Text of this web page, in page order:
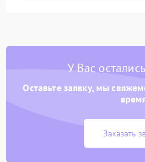
У Вас
Оставьте заявку, мы
Заказать